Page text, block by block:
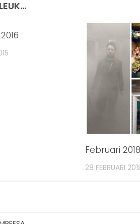
Februari 2018
28 FEBRUARI